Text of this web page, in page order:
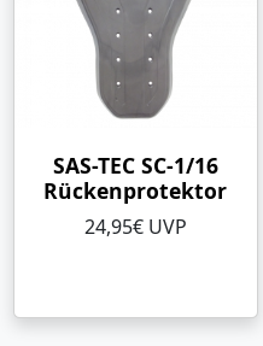
SAS-TEC SC-1/16
Rückenprotektor
24,95€ UVP